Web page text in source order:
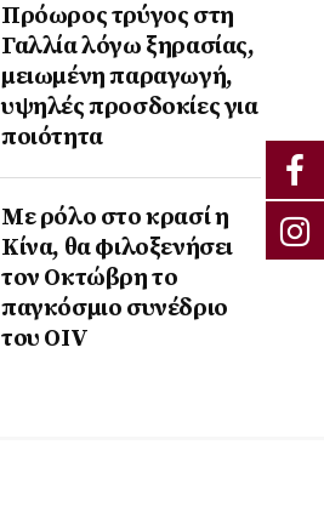
Πρόωρος τρύγος στη
Γαλλία λόγω ξηρασίας,
μειωμένη παραγωγή,
υψηλές προσδοκίες για
ποιότητα
Με ρόλο στο κρασί η
Κίνα, θα φιλοξενήσει
τον Οκτώβρη το
παγκόσμιο συνέδριο
του ΟΙV